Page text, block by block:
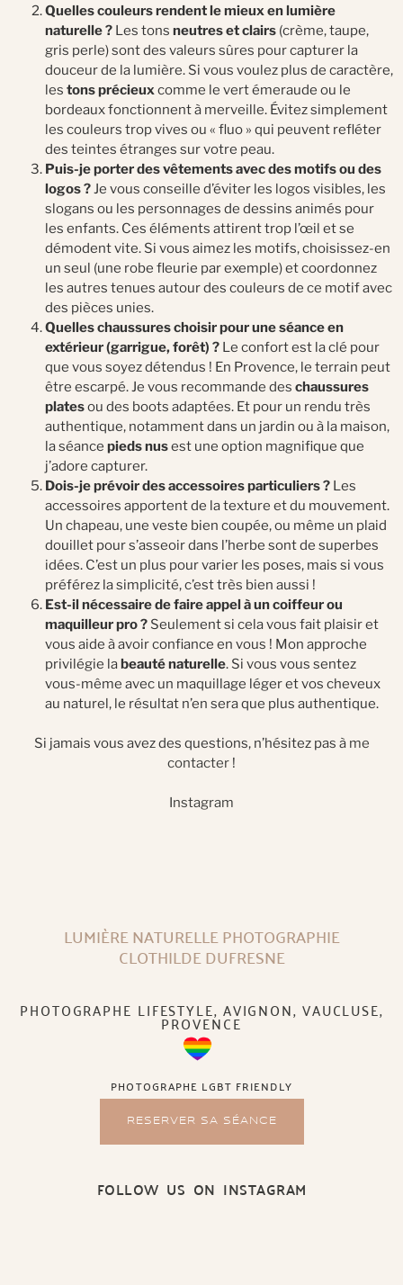
Quelles couleurs rendent le mieux en lumière
naturelle ? Les tons neutres et clairs (crème, taupe,
gris perle) sont des valeurs sûres pour capturer la
douceur de la lumière. Si vous voulez plus de caractère,
les tons précieuxcomme le vert émeraude ou le
bordeaux fonctionnent à merveille. Évitez simplement
les couleurs trop vives ou « fluo » qui peuvent refléter
des teintes étranges sur votre peau.
Puis-je porter des vêtements avec des motifs ou des
logos ?Je vous conseille d’éviter les logos visibles, les
slogans ou les personnages de dessins animés pour
les enfants. Ces éléments attirent trop l’œil et se
démodent vite. Si vous aimez les motifs, choisissez-en
un seul (une robe fleurie par exemple) et coordonnez
les autres tenues autour des couleurs de ce motif avec
des pièces unies.
Quelles chaussures choisir pour une séance en
extérieur (garrigue, forêt) ? Le confort est la clé pour
que vous soyez détendus ! En Provence, le terrain peut
être escarpé. Je vous recommande des chaussures
platesou des boots adaptées. Et pour un rendu très
authentique, notamment dans un jardin ou à la maison,
la séance pieds nusest une option magnifique que
j’adore capturer.
Dois-je prévoir des accessoires particuliers ? Les
accessoires apportent de la texture et du mouvement.
Un chapeau, une veste bien coupée, ou même un plaid
douillet pour s’asseoir dans l’herbe sont de superbes
idées. C’est un plus pour varier les poses, mais si vous
préférez la simplicité, c’est très bien aussi !
Est-il nécessaire de faire appel à un coiffeur ou
maquilleur pro ? Seulement si cela vous fait plaisir et
vous aide à avoir confiance en vous ! Mon approche
privilégie labeauté naturelle. Si vous vous sentez
vous-même avec un maquillage léger et vos cheveux
au naturel, le résultat n’en sera que plus authentique.
Si jamais vous avez des questions, n’hésitez pas à me
contacter !
Instagram
LUMIÈRE NATURELLE PHOTOGRAPHIE
CLOTHILDE DUFRESNE
PHOTOGRAPHE LIFESTYLE, AVIGNON, VAUCLUSE,
PROVENCE
PHOTOGRAPHE LGBT FRIENDLY
RESERVER SA SÉANCE
FOLLOW US ON INSTAGRAM